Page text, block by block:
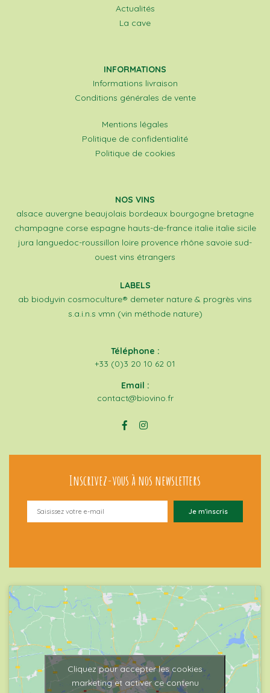
Actualités
La cave
INFORMATIONS
Informations livraison
Conditions générales de vente
Mentions légales
Politique de confidentialité
Politique de cookies
NOS VINS
alsace auvergne beaujolais bordeaux bourgogne bretagne
champagne corse espagne hauts-de-france italie italie sicile
jura languedoc-roussillon loire provence rhône savoie sud-
ouest vins étrangers
LABELS
ab biodyvin cosmoculture® demeter nature & progrès vins
s.a.i.n.s vmn (vin méthode nature)
Téléphone :
+33 (0)3 20 10 62 01
Email :
contact@biovino.fr
Inscrivez-vous à nos newsletters
Cliquez pour accepter les cookies
marketing et activer ce contenu